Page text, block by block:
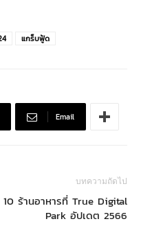
แกร็บฟู้ด
Email
บทความถัดไป
10 ร้านอาหารที่ True Digital
Park อัปเดต 2566